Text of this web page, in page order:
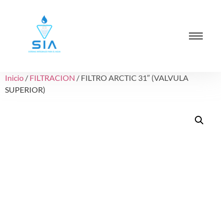
Inicio / FILTRACION / FILTRO ARCTIC 31″ (VALVULA
SUPERIOR)